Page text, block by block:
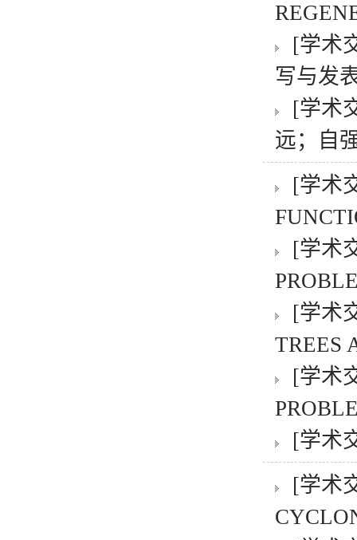
[学术
写与发
[学术
远；自
[学术
[学术
[学术
TREES
[学术
[学术
[学术